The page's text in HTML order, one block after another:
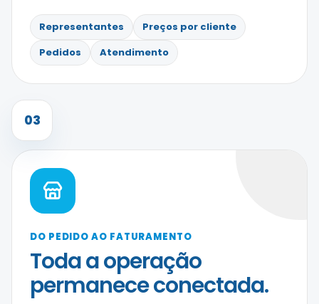
Representantes
Preços por cliente
Pedidos
Atendimento
03
DO PEDIDO AO FATURAMENTO
Toda a operação
permanece conectada.